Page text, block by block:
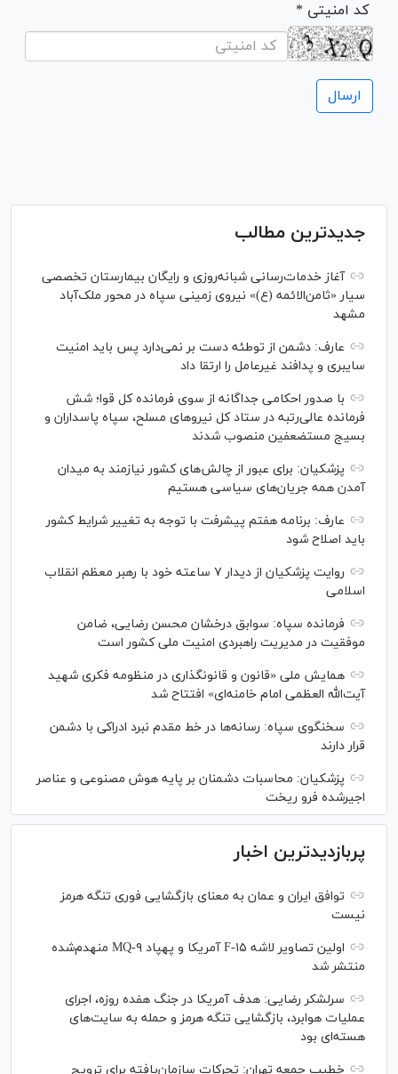
* کد امنیتی
جدیدترین مطالب
آغاز خدمات‌رسانی شبانه‌روزی و رایگان بیمارستان تخصصی
سیار «ثامن‌الائمه (ع)» نیروی زمینی سپاه در محور ملک‌آباد
مشهد
عارف: دشمن از توطئه دست بر نمی‌دارد پس باید امنیت
سایبری و پدافند غیرعامل را ارتقا داد
با صدور احکامی جداگانه از سوی فرمانده کل قوا؛ شش
فرمانده عالی‌رتبه در ستاد کل نیرو‌های مسلح، سپاه پاسداران و
بسیج مستضعفین منصوب شدند
پزشکیان: برای عبور از چالش‌های کشور نیازمند به میدان
آمدن همه جریان‌های سیاسی هستیم
عارف: برنامه هفتم پیشرفت با توجه به تغییر شرایط کشور
باید اصلاح شود
روایت پزشکیان از دیدار ۷ ساعته خود با رهبر معظم انقلاب
اسلامی
فرمانده سپاه: سوابق درخشان محسن رضایی، ضامن
موفقیت در مدیریت راهبردی امنیت ملی کشور است
همایش ملی «قانون و قانونگذاری در منظومه فکری شهید
آیت‌الله العظمی امام خامنه‌ای» افتتاح شد
سخنگوی سپاه: رسانه‌ها در خط مقدم نبرد ادراکی با دشمن
قرار دارند
پزشکیان: محاسبات دشمنان بر پایه هوش مصنوعی و عناصر
اجیرشده فرو ریخت
پربازدیدترین اخبار
توافق ایران و عمان به معنای بازگشایی فوری تنگه هرمز
نیست
اولین تصاویر لاشه F-۱۵ آمریکا و پهپاد MQ-۹ منهدم‌شده
منتشر شد
سرلشکر رضایی: هدف آمریکا در جنگ هفده روزه، اجرای
عملیات هوابرد، بازگشایی تنگه هرمز و حمله به سایت‌های
هسته‌ای بود
خطیب جمعه تهران: تحرکات سازمان‌یافته برای ترویج